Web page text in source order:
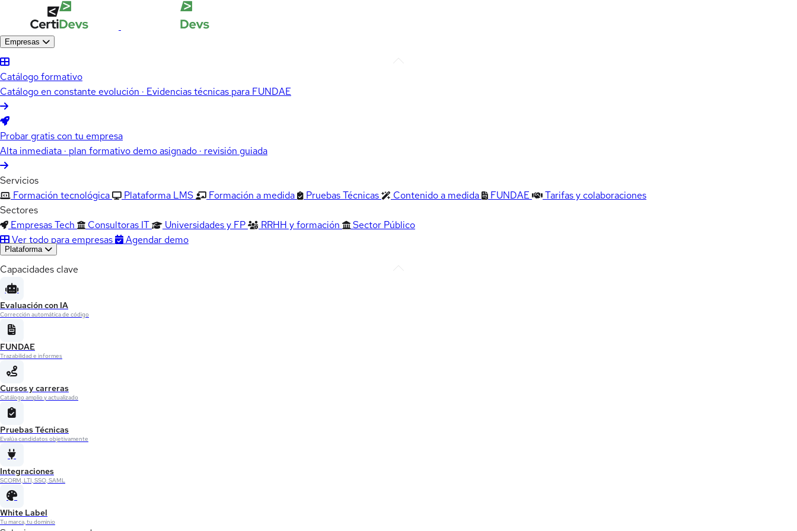
Empresas
Catálogo formativo
Catálogo en constante evolución · Evidencias técnicas para FUNDAE
Probar gratis con tu empresa
Alta inmediata · plan formativo demo asignado · revisión guiada
Servicios
Formación tecnológica
Plataforma LMS Formación a medida Pruebas Técnicas Contenido a medida FUNDAE
Tarifas y colaboraciones
Sectores
Empresas Tech
Consultoras IT Universidades y FP RRHH y formación
Sector Público
Ver todo para empresas
Agendar demo
Plataforma
Capacidades clave
Evaluación con IA
Corrección automática de código
FUNDAE
Trazabilidad e informes
Cursos y carreras
Catálogo amplio y actualizado
Pruebas Técnicas
Evalúa candidatos objetivamente
Integraciones
SCORM, LTI, SSO, SAML
White Label
Tu marca, tu dominio